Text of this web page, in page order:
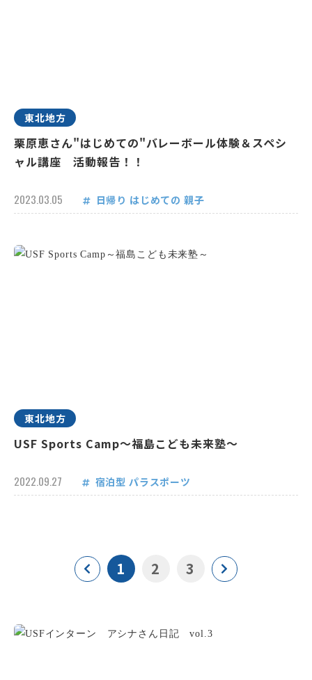
東北地方
栗原恵さん"はじめての"バレーボール体験＆スペシ
ャル講座 活動報告！！
2023.03.05 日帰り はじめての 親子
東北地方
USF Sports Camp～福島こども未来塾～
2022.09.27 宿泊型 パラスポーツ
1 2 3